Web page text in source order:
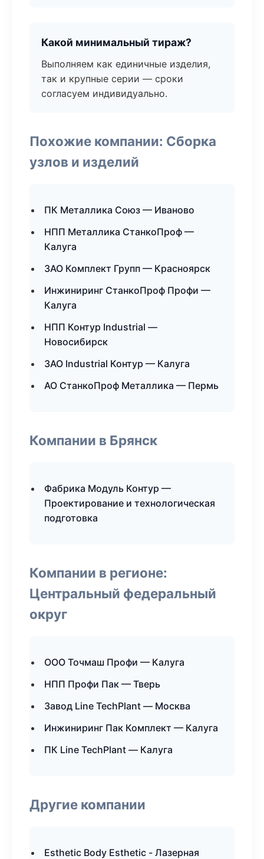
Какой минимальный тираж?
Выполняем как единичные изделия,
так и крупные серии — сроки
согласуем индивидуально.
Похожие компании: Сборка
узлов и изделий
ПК Металлика Союз — Иваново
НПП Металлика СтанкоПроф —
Калуга
ЗАО Комплект Групп — Красноярск
Инжиниринг СтанкоПроф Профи —
Калуга
НПП Контур Industrial —
Новосибирск
ЗАО Industrial Контур — Калуга
АО СтанкоПроф Металлика — Пермь
Компании в Брянск
Фабрика Модуль Контур —
Проектирование и технологическая
подготовка
Компании в регионе:
Центральный федеральный
округ
ООО Точмаш Профи — Калуга
НПП Профи Пак — Тверь
Завод Line TechPlant — Москва
Инжиниринг Пак Комплект — Калуга
ПК Line TechPlant — Калуга
Другие компании
Esthetic Body Esthetic - Лазерная